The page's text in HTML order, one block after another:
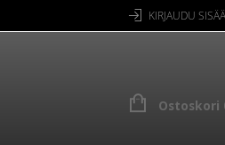
KIRJAUDU
Ostoskori